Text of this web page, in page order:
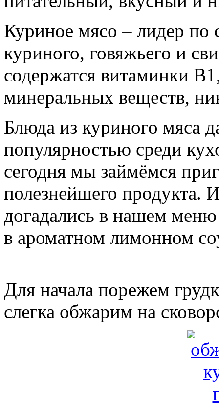
Куриное мясо – лидер по
куриного, говяжьего и
содержатся витаминки
минеральных веществ,
Блюда из куриного мяса
популярностью среди
сегодня мы займёмся
полезнейшего продукта.
догадались в нашем
в ароматном лимонном
Для начала порежем
слегка обжарим на